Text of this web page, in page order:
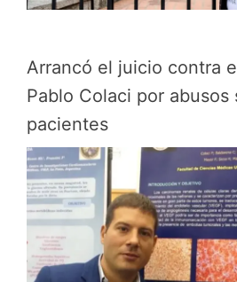
Arrancó el juicio contra
Pablo Colaci por abusos
pacientes